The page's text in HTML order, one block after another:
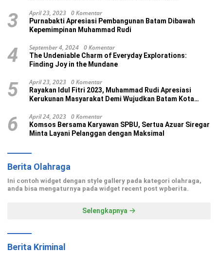
3 April 23, 2023 0 Komentar
Purnabakti Apresiasi Pembangunan Batam Dibawah
Kepemimpinan Muhammad Rudi
4 September 4, 2024 0 Komentar
The Undeniable Charm of Everyday Explorations:
Finding Joy in the Mundane
5 April 23, 2023 0 Komentar
Rayakan Idul Fitri 2023, Muhammad Rudi Apresiasi
Kerukunan Masyarakat Demi Wujudkan Batam Kota
6 April 24, 2023 0 Komentar
Komsos Bersama Karyawan SPBU, Sertua Azuar Siregar
Minta Layani Pelanggan dengan Maksimal
Berita Olahraga
Ini contoh widget dengan style gallery pada kategori olahraga,
anda bisa mengaturnya pada widget recent post wpberita.
Selengkapnya
Berita Kriminal